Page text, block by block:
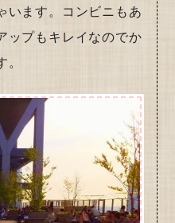
います。コンビニもあ
ップもキレイなのでか